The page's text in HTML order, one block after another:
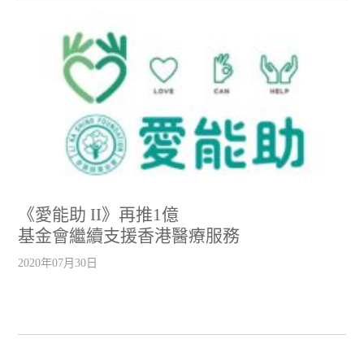
《愛能助 II》再推1億
基金會繼續支援香港醫療服務
2020年07月30日